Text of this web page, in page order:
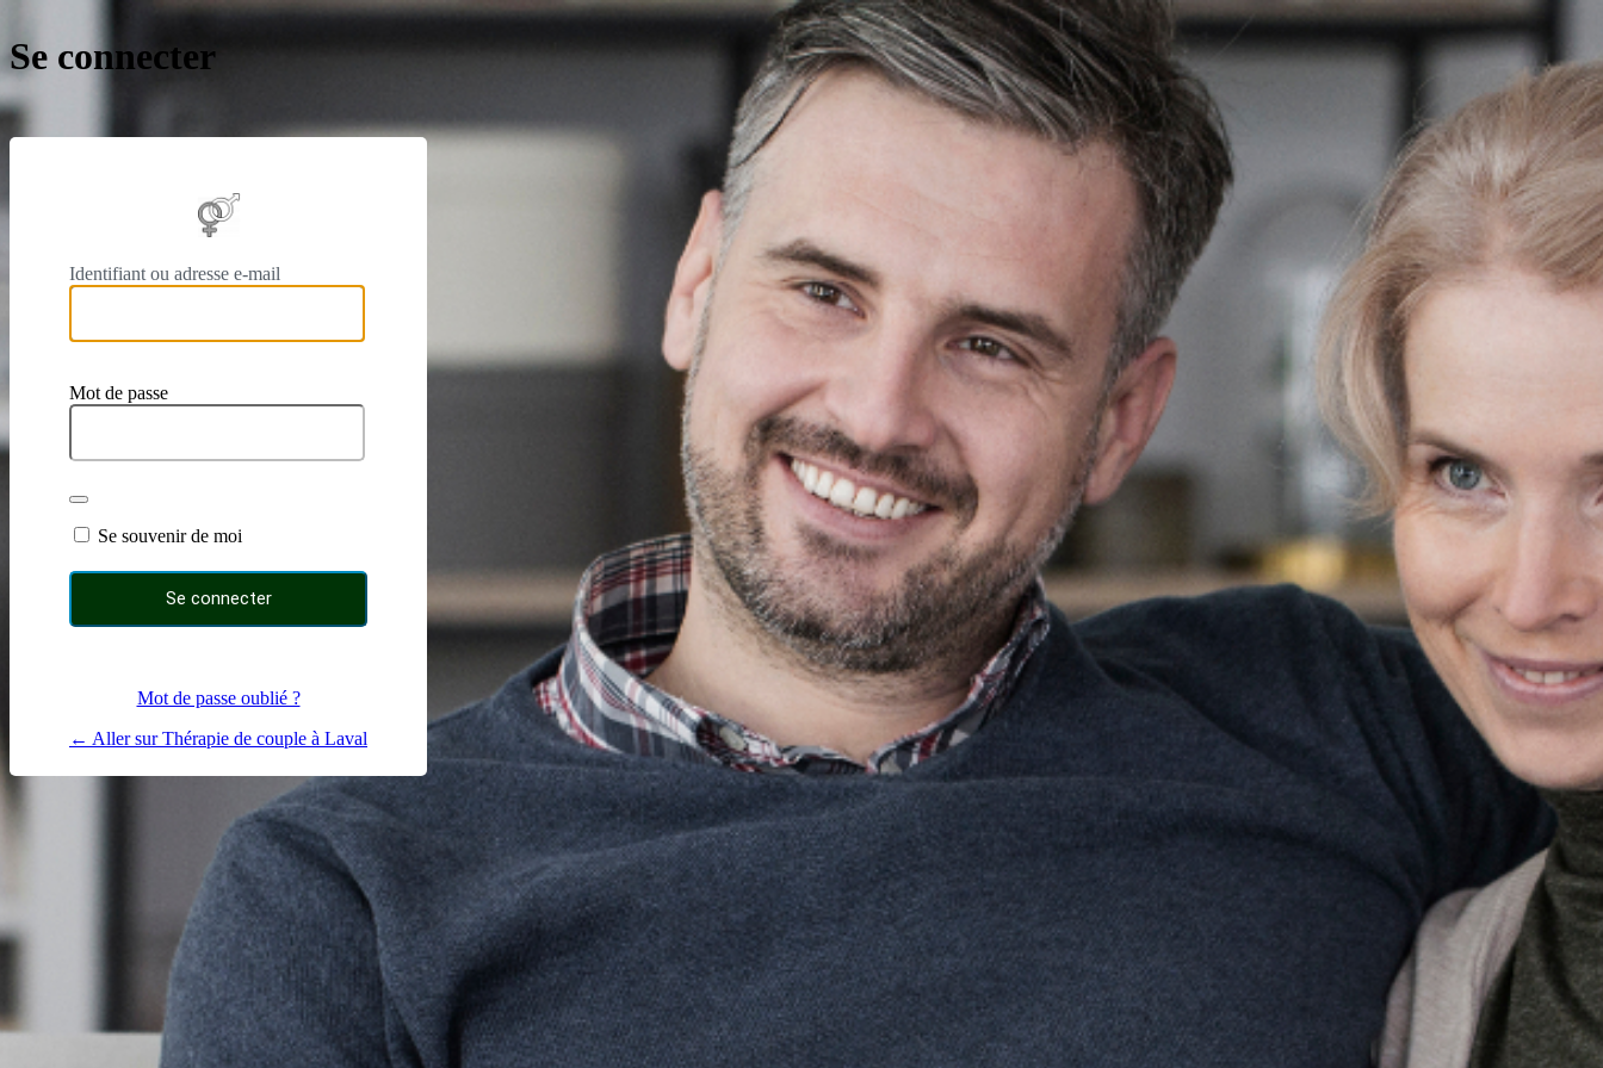
Se connecter
https://www.therapie-de-couple-laval.fr
Identifiant ou adresse e-mail
Mot de passe
Se souvenir de moi
Mot de passe oublié ?
← Aller sur Thérapie de couple à Laval